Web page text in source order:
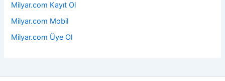
Milyar.com Kayıt Ol
Milyar.com Mobil
Milyar.com Üye Ol